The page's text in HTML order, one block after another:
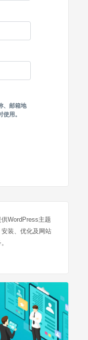
、邮箱地
用。
WordPress主题
装、优化及网站